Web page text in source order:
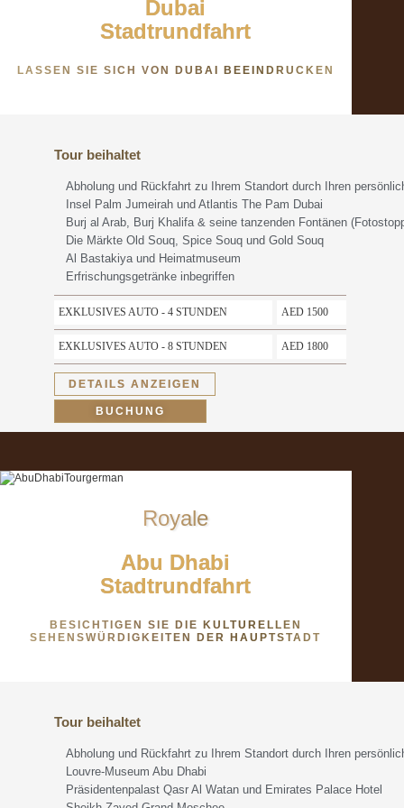
Dubai
Stadtrundfahrt
LASSEN SIE SICH VON DUBAI BEEINDRUCKEN
Tour beihaltet
Abholung und Rückfahrt zu Ihrem Standort durch Ihren
Insel Palm Jumeirah und Atlantis The Pam Dubai
Burj al Arab, Burj Khalifa & seine tanzenden Fontänen
Die Märkte Old Souq, Spice Souq und Gold Souq
Al Bastakiya und Heimatmuseum
Erfrischungsgetränke inbegriffen
EXKLUSIVES AUTO - 4 STUNDEN AED 1500
EXKLUSIVES AUTO - 8 STUNDEN AED 1800
DETAILS ANZEIGEN
BUCHUNG
Royale
Abu Dhabi
Stadtrundfahrt
BESICHTIGEN SIE DIE KULTURELLEN
SEHENSWÜRDIGKEITEN DER HAUPTSTADT
Tour beihaltet
Abholung und Rückfahrt zu Ihrem Standort durch Ihren
Louvre-Museum Abu Dhabi
Präsidentenpalast Qasr Al Watan und Emirates Palace Hotel